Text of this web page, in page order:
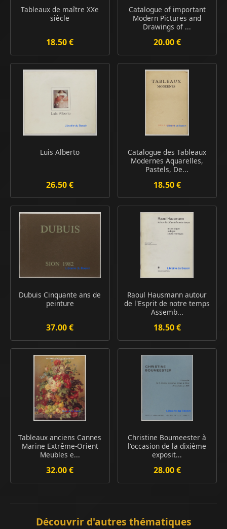
Tableaux de maître XXe
siècle
18.50 €
Catalogue of important
Modern Pictures and
Drawings of ...
20.00 €
Luis Alberto
26.50 €
Catalogue des Tableaux
Modernes Aquarelles,
Pastels, De...
18.50 €
Dubuis Cinquante ans de
peinture
37.00 €
Raoul Hausmann autour
de l'Esprit de notre temps
Assemb...
18.50 €
Tableaux anciens Cannes
Marine Extrême-Orient
Meubles e...
32.00 €
Christine Boumeester à
l'occasion de la dixième
exposit...
28.00 €
Découvrir d'autres thématiques